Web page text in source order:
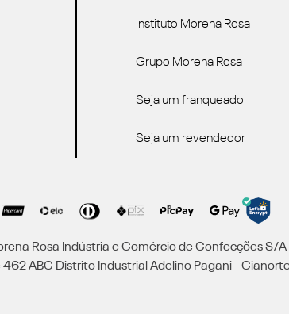
Instituto Morena Rosa
Grupo Morena Rosa
Seja um franqueado
Seja um revendedor
Rosa Indústria e Comércio de Confecções S/
462 ABC Distrito Industrial Adelino Pagani -